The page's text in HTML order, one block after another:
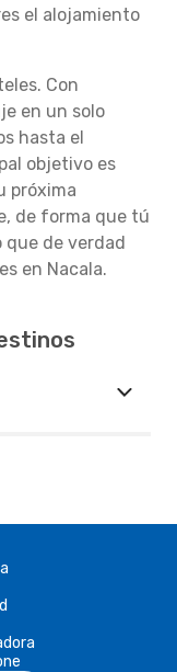
el alojamiento
Con
en un solo
hasta el
objetivo es
próxima
de forma que tú
de verdad
en Nacala.